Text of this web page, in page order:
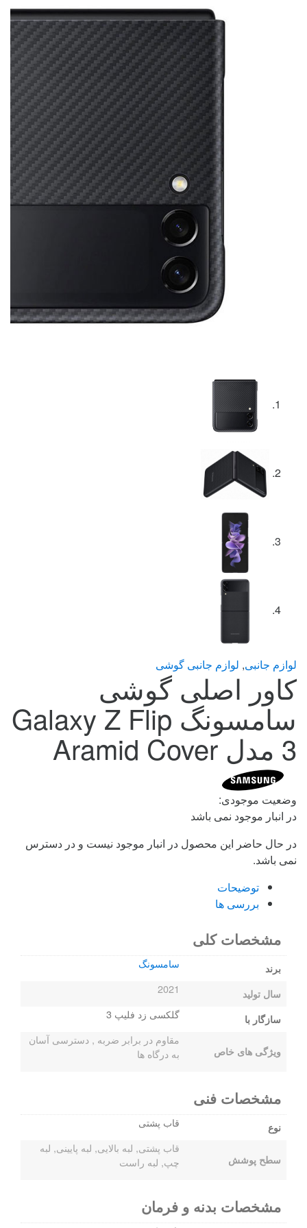
لوازم جانبی, لوازم جانبی گوشی
کاور اصلی گوشی
سامسونگ Galaxy Z Flip
3 مدل Aramid Cover
وضعیت موجودی:
در انبار موجود نمی باشد
در حال حاضر این محصول در انبار موجود نیست و در دسترس
نمی باشد.
توضیحات
بررسی ها
مشخصات کلی
برند سامسونگ
سال تولید 2021
سازگار با گلکسی زد فلیپ 3
ویژگی های خاص
مقاوم در برابر ضربه , دسترسی آسان
به درگاه ها
مشخصات فنی
نوع قاب پشتی
سطح پوشش
قاب پشتی, لبه بالایی, لبه پایینی, لبه
چپ, لبه راست
مشخصات بدنه و فرمان